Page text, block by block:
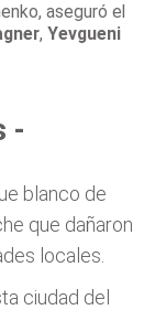
aseguró el
, Yevgueni
-
blanco de
que dañaron
locales.
ciudad del